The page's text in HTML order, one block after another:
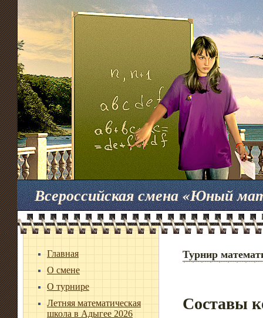
Всероссийская смена «Юный
Главная
О смене
О турнире
Летняя математическая
школа в Адыгее 2026
Турнир
Составы